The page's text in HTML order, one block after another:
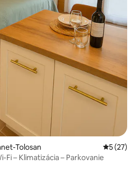
Tolosan
5 (27)
Fi – Klimatizácia – Parkovanie